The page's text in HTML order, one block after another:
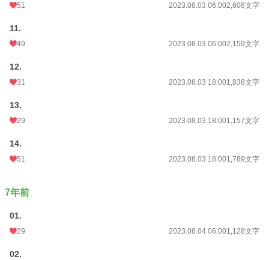
週間ポイント
年間ポイント
累計ポイント
51 2023.08.03 06:002,606文字
11.
49 2023.08.03 06:002,159文字
12.
31 2023.08.03 18:001,838文字
13.
29 2023.08.03 18:001,157文字
14.
51 2023.08.03 18:001,789文字
7年前
01.
29 2023.08.04 06:001,128文字
02.